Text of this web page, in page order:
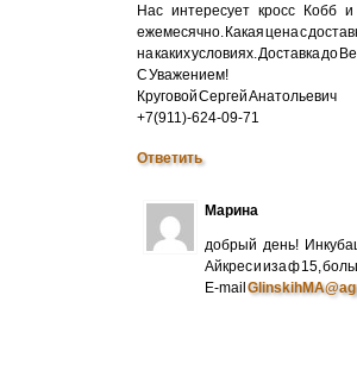
Нас интересует кросс Кобб
ежемесячно. Какая цена с
на каких условиях. Доставка до
С Уважением!
Круговой Сергей Анатольевич
+7(911)-624-09-71
Ответить
Марина
добрый день!
Айкрес и иза ф 15,
E-mail